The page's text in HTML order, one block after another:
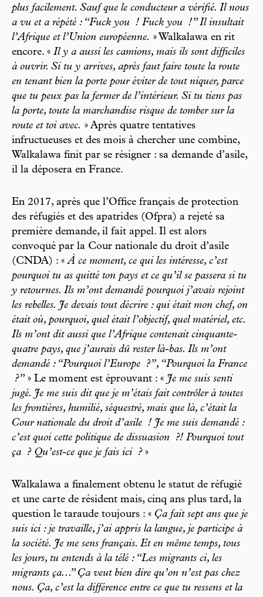
plus facilement. Sauf que le conducteur a vérifié. Il nous
a vu et a répété : “Fuck you ! Fuck you !” Il insultait
l’Afrique et l’Union européenne. » Walkalawa en rit
encore. « Il y a aussi les camions, mais ils sont difficiles
à ouvrir. Si tu y arrives, après faut faire toute la route
en tenant bien la porte pour éviter de tout niquer, parce
que tu peux pas la fermer de l’intérieur. Si tu tiens pas
la porte, toute la marchandise risque de tomber sur la
route et toi avec. » Après quatre tentatives
infructueuses et des mois à chercher une combine,
Walkalawa finit par se résigner : sa demande d’asile,
il la déposera en France.
En 2017, après que l’Office français de protection
des réfugiés et des apatrides (Ofpra) a rejeté sa
première demande, il fait appel. Il est alors
convoqué par la Cour nationale du droit d’asile
(CNDA) : «À ce moment, ce qui les intéresse, c’est
pourquoi tu as quitté ton pays et ce qu’il se passera si tu
y retournes. Ils m’ont demandé pourquoi j’avais rejoint
les rebelles. Je devais tout décrire : qui était mon chef, on
était où, pourquoi, quel était l’objectif, quel matériel, etc.
Ils m’ont dit aussi que l’Afrique contenait cinquante-
quatre pays, que j’aurais dû rester là-bas. Ils m’ont
demandé : “Pourquoi l’Europe
?”, “Pourquoi la France
?” » Le moment est éprouvant : « Je me suis senti
jugé. Je me suis dit que je m’étais fait contrôler à toutes
les frontières, humilié, séquestré, mais que là, c’était la
Cour nationale du droit d’asile ! Je me suis demandé :
c’est quoi cette politique de dissuasion
?! Pourquoi tout
ça
? Qu’est-ce que je fais ici ?»
Walkalawa a finalement obtenu le statut de réfugié
et une carte de résident mais, cinq ans plus tard, la
question le taraude toujours : « Ça fait sept ans que je
suis ici : je travaille, j’ai appris la langue, je participe à
la société. Je me sens français. Et en même temps, tous
les jours, tu entends à la télé : “Les migrants ci, les
migrants ça...” Ça veut bien dire qu’on n’est pas chez
nous. Ça, c’est la différence entre ce que tu ressens et la